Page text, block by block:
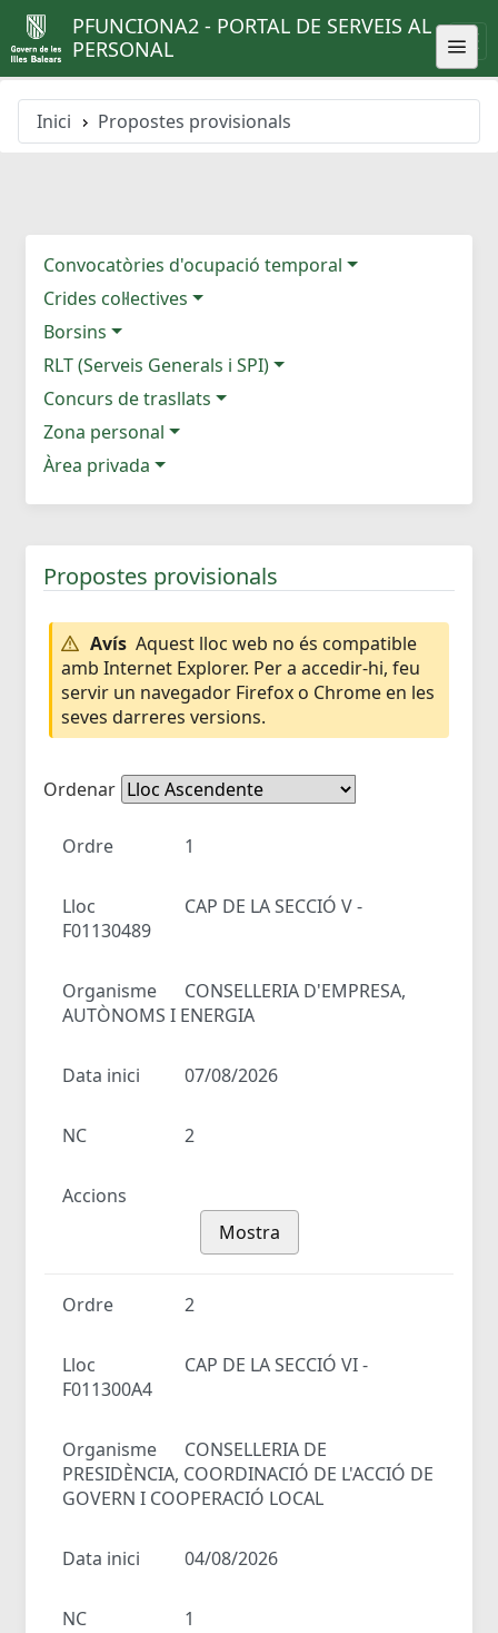
PFUNCIONA2 - PORTAL DE SERVEIS AL
PERSONAL
Inici Propostes provisionals
Convocatòries d'ocupació temporal
Crides col·lectives
Borsins
RLT (Serveis Generals i SPI)
Concurs de trasllats
Zona personal
Àrea privada
Propostes provisionals
Avís Aquest lloc web no és compatible
amb Internet Explorer. Per a accedir-hi, feu
servir un navegador Firefox o Chrome en les
seves darreres versions.
Ordenar
Ordre 1
Lloc
CAP DE LA SECCIÓ V -
F01130489
Organisme
CONSELLERIA D'EMPRESA,
AUTÒNOMS I ENERGIA
Data inici 07/08/2026
NC 2
Accions
Mostra
Ordre 2
Lloc
CAP DE LA SECCIÓ VI -
F011300A4
Organisme
CONSELLERIA DE
PRESIDÈNCIA, COORDINACIÓ DE L'ACCIÓ DE
GOVERN I COOPERACIÓ LOCAL
Data inici 04/08/2026
NC 1